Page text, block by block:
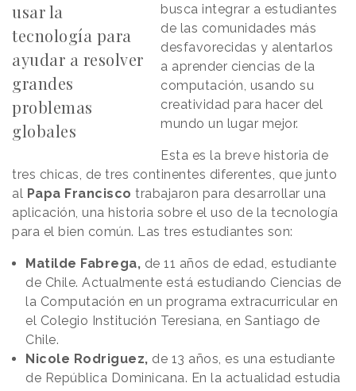
usar la
tecnología para
ayudar a resolver
grandes
problemas
globales
busca integrar a estudiantes
de las comunidades más
desfavorecidas y alentarlos
a aprender ciencias de la
computación, usando su
creatividad para hacer del
mundo un lugar mejor.
Esta es la breve historia de
tres chicas, de tres continentes diferentes, que junto
al Papa Francisco trabajaron para desarrollar una
aplicación, una historia sobre el uso de la tecnología
para el bien común. Las tres estudiantes son:
Matilde Fabrega, de 11 años de edad, estudiante
de Chile. Actualmente está estudiando Ciencias de
la Computación en un programa extracurricular en
el Colegio Institución Teresiana, en Santiago de
Chile.
Nicole Rodriguez, de 13 años, es una estudiante
de República Dominicana. En la actualidad estudia